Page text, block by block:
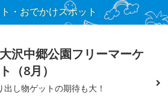
・おでかけスポット
沢中郷公園フリーマーケ
（8月）
出し物ゲットの期待も大！